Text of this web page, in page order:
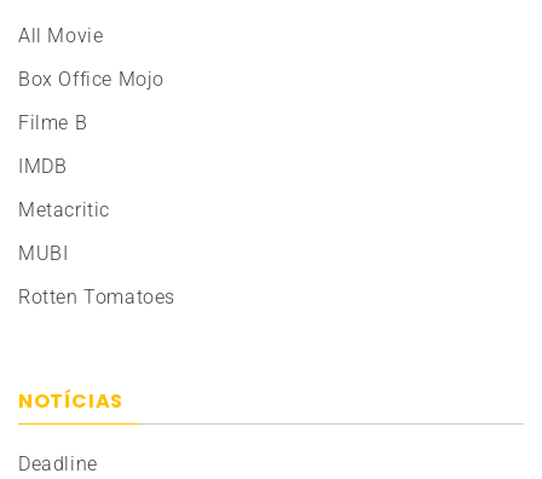
All Movie
Box Office Mojo
Filme B
IMDB
Metacritic
MUBI
Rotten Tomatoes
NOTÍCIAS
Deadline